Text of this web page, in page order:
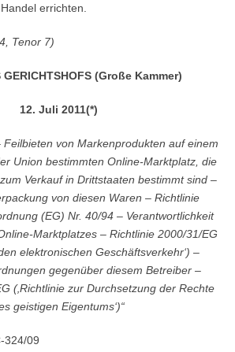
errichten.
Tenor 7)
GERICHTSHOFS (Große Kammer)
12. Juli 2011(*)
Feilbieten von Markenprodukten auf einem
Union bestimmten Online-Marktplatz, die
Verkauf in Drittstaaten bestimmt sind –
von diesen Waren – Richtlinie
(EG) Nr. 40/94 – Verantwortlichkeit
Marktplatzes – Richtlinie 2000/31/EG
elektronischen Geschäftsverkehr‘) –
gegenüber diesem Betreiber –
(‚Richtlinie zur Durchsetzung der Rechte
geistigen Eigentums‘)“
09